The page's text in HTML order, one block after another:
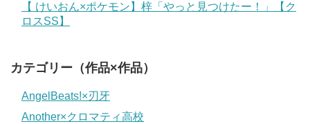
【 けいおん×ポケモン】梓「やっと見つけたー！」【ク
ロスSS】
カテゴリー（作品×作品）
AngelBeats!×刃牙
Another×クロマティ高校